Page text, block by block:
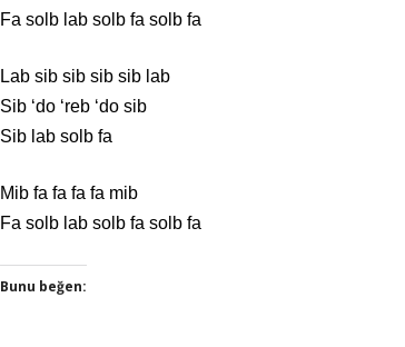
Fa solb lab solb fa solb fa
Lab sib sib sib sib lab
Sib ‘do ‘reb ‘do sib
Sib lab solb fa
Mib fa fa fa fa mib
Fa solb lab solb fa solb fa
Bunu beğen: